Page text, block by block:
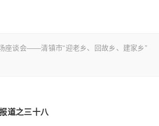
座谈会——清镇市“迎老乡、回故乡、建家乡”
道之三十八